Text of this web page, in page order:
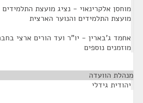
מוחסן אלקרינאוי - נציג מועצת
מועצת התלמידים והנוער הארצית
אחמד ג'בארין - יו"ר ועד הורים ארצי
מוזמנים נוספים
מנהלת הוועדה
יהודית גידלי